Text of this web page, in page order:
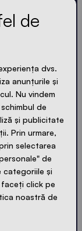
și compact.
-
de
dvs.
anunțurile și
Nu vindem
de
și publicitate
Prin urmare,
selectarea
de
categoriile și
faceți click pe
noastră de